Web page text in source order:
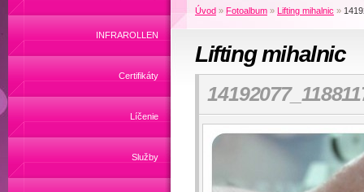
INFRAROLLEN
Certifikáty
Líčenie
Služby
Úvod » Fotoalbum » Lifting mihalnic »
Lifting mihalnic